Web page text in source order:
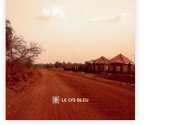
souvenirs intimes – la pluie à
Namoungou, le baobab de
Zagtouli – aux portraits
marquants – Thomas Sankara,
Hamadoun Dicko, le Vieux
Biokou – l’auteur partage des
instantanés ...